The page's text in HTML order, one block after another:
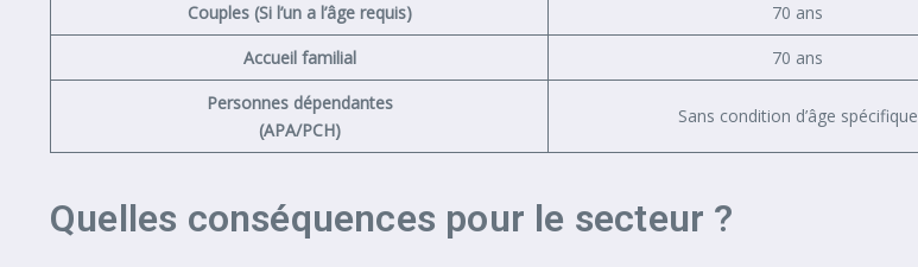
Couples (Si l’un a l’âge requis) 70 ans
Accueil familial
70 ans
Personnes dépendantes
(APA/PCH)
Sans condition d’âge spécifique
Quelles conséquences pour le secteur ?